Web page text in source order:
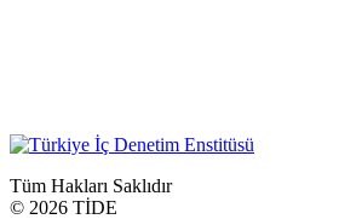
Tüm Hakları Saklıdır
© 2026 TİDE